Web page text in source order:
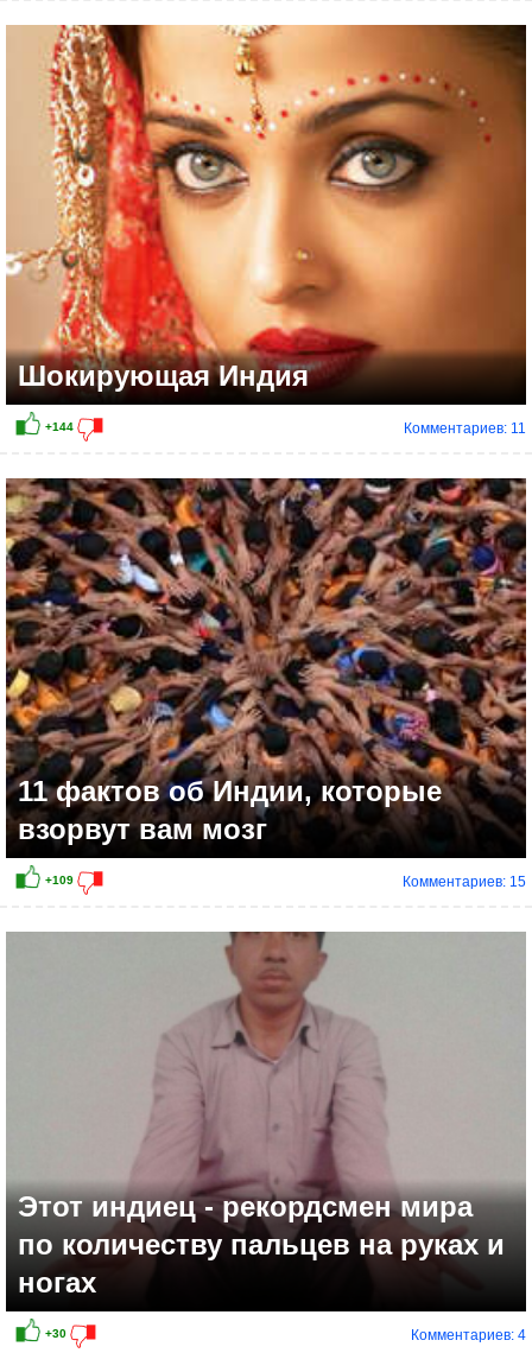
+55
Шокирующая Индия
Комментариев: 11
11 фактов об Индии, которые
взорвут вам мозг
Комментариев: 15
Этот индиец - рекордсмен мира
по количеству пальцев на руках и
ногах
Комментариев: 4